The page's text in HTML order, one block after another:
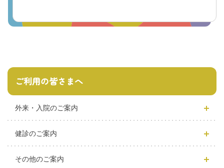
ご利用の皆さまへ
外来・入院のご案内
健診のご案内
その他のご案内